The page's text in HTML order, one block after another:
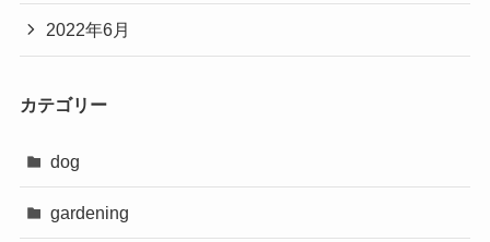
2022年6月
カテゴリー
dog
gardening